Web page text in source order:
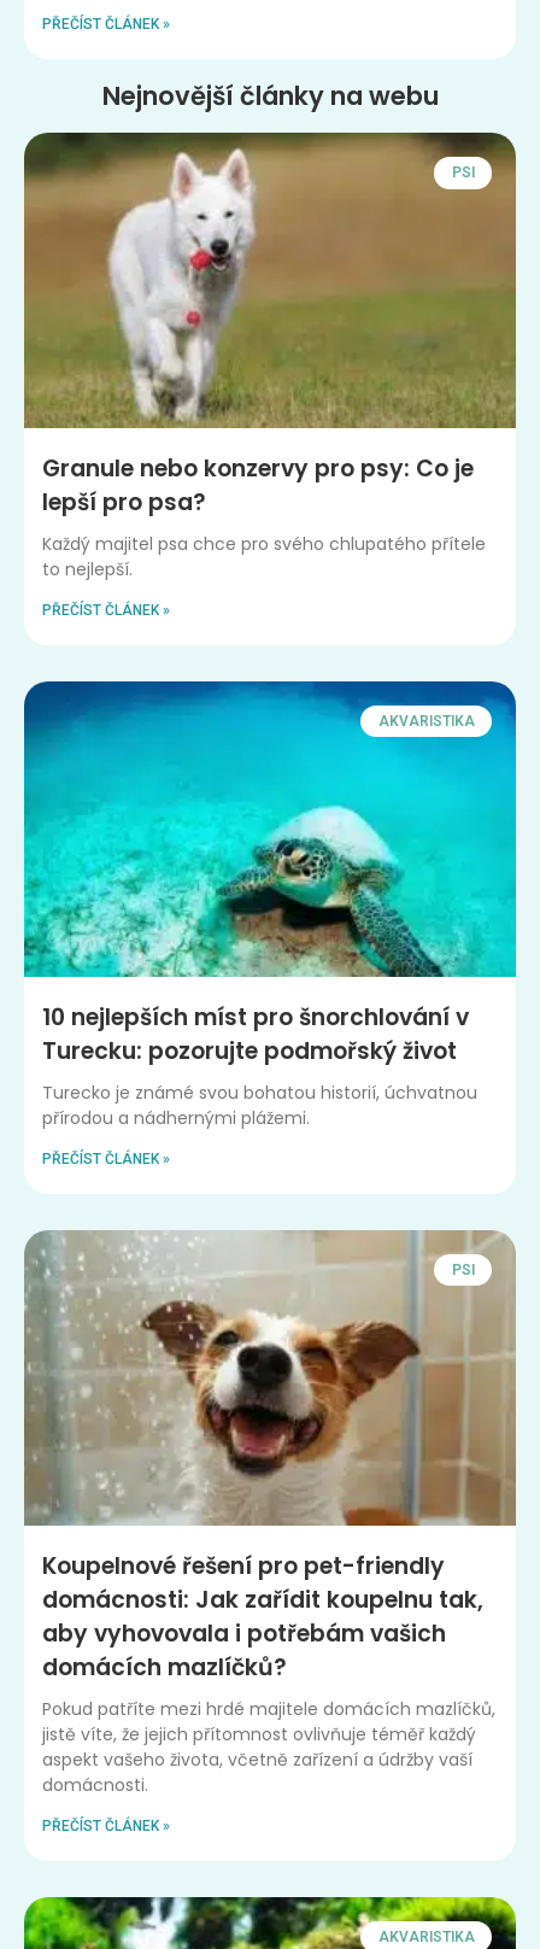
PŘEČÍST ČLÁNEK »
Nejnovější články na webu
PSI
Granule nebo konzervy pro psy: Co je
lepší pro psa?
Každý majitel psa chce pro svého chlupatého přítele
to nejlepší.
PŘEČÍST ČLÁNEK »
AKVARISTIKA
10 nejlepších míst pro šnorchlování v
Turecku: pozorujte podmořský život
Turecko je známé svou bohatou historií, úchvatnou
přírodou a nádhernými plážemi.
PŘEČÍST ČLÁNEK »
PSI
Koupelnové řešení pro pet-friendly
domácnosti: Jak zařídit koupelnu tak,
aby vyhovovala i potřebám vašich
domácích mazlíčků?
Pokud patříte mezi hrdé majitele domácích mazlíčků,
jistě víte, že jejich přítomnost ovlivňuje téměř každý
aspekt vašeho života, včetně zařízení a údržby vaší
domácnosti.
PŘEČÍST ČLÁNEK »
AKVARISTIKA